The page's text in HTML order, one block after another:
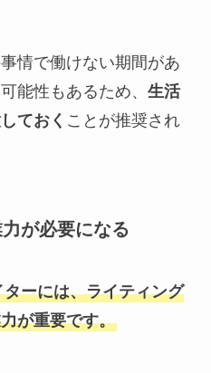
情で働けない期間があ
能性もあるため、 生活
ておく ことが推奨され
が必要になる
ーには、ライティング
が重要です。